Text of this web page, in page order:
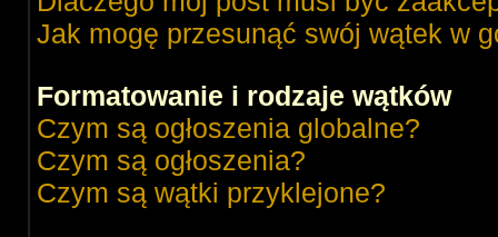
Jak mogę przesunąć swój wątek w
Formatowanie i rodzaje wątków
Czym są ogłoszenia globalne?
Czym są ogłoszenia?
Czym są wątki przyklejone?